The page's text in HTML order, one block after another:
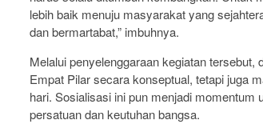
lebih baik menuju masyarakat yang
dan bermartabat,” imbuhnya.
Melalui penyelenggaraan kegiatan
Empat Pilar secara konseptual, tetapi juga
hari. Sosialisasi ini pun menjadi
persatuan dan keutuhan bangsa.